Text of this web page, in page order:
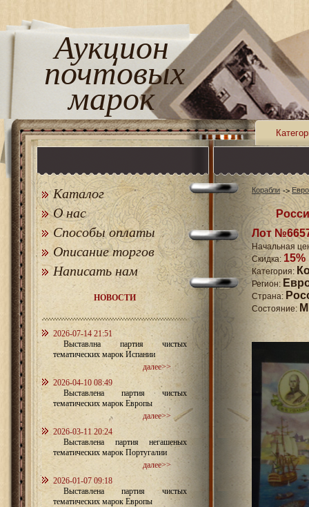
Аукцион
почтовых
марок
Каталог
О нас
Способы оплаты
Описание торгов
Написать нам
НОВОСТИ
2026-07-14 21:51
Выставлна партия чистых
тематических марок Испании
далее>>
2026-04-10 08:49
Выставлена партия чистых
тематических марок Европы
далее>>
2026-03-11 20:24
Выставлена партия негашеных
тематических марок Португалии
далее>>
2026-01-07 09:18
Выставлена партия чистых
тематических марок Европы
Корабли
Лот
Начальная
Скидка: 15%
Категория:
Регион:
Страна:
Состояние: